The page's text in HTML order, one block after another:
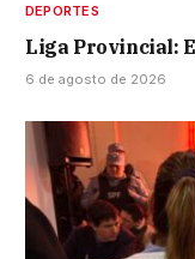
DEPORTES
Liga Provincial:
6 de agosto de 2026